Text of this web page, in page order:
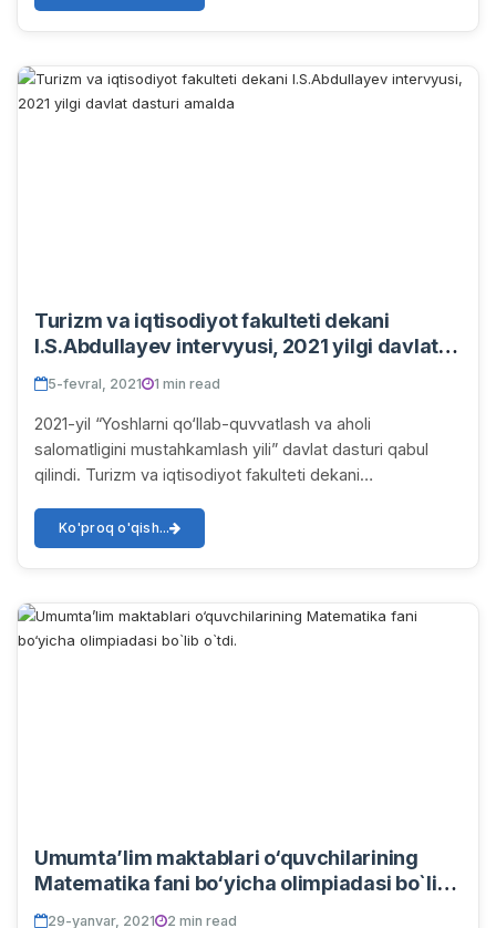
Turizm va iqtisodiyot fakulteti dekani
I.S.Abdullayev intervyusi, 2021 yilgi davlat
dasturi amalda
5-fevral, 2021 1 min read
2021-yil “Yoshlarni qo‘llab-quvvatlash va aholi
salomatligini mustahkamlash yili” davlat dasturi qabul
qilindi. Turizm va iqtisodiyot fakulteti dekani
Ko'proq o'qish...
Umumta’lim maktablari o‘quvchilarining
Matematika fani bo‘yicha olimpiadasi bo`lib
o`tdi.
29-yanvar, 2021 2 min read